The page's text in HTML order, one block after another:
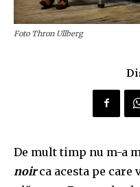
Foto Thron Ullberg
De mult timp nu m-a
noir ca acesta pe care